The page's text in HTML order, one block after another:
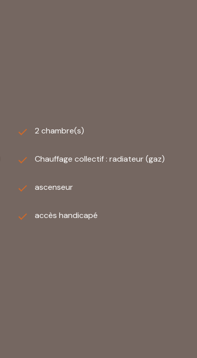
2 chambre(s)
Chauffage collectif : radiateur (gaz)
ascenseur
accès handicapé